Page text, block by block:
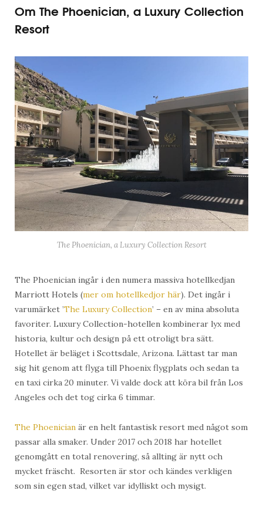
Om The Phoenician, a Luxury Collection
Resort
The Phoenician, a Luxury Collection Resort
The Phoenician ingår i den numera massiva hotellkedjan
Marriott Hotels (mer om hotellkedjor här). Det ingår i
varumärket ’The Luxury Collection’ – en av mina absoluta
favoriter. Luxury Collection-hotellen kombinerar lyx med
historia, kultur och design på ett otroligt bra sätt.
Hotellet är beläget i Scottsdale, Arizona. Lättast tar man
sig hit genom att flyga till Phoenix flygplats och sedan ta
en taxi cirka 20 minuter. Vi valde dock att köra bil från Los
Angeles och det tog cirka 6 timmar.
The Phoenician är en helt fantastisk resort med något som
passar alla smaker. Under 2017 och 2018 har hotellet
genomgått en total renovering, så allting är nytt och
mycket fräscht. Resorten är stor och kändes verkligen
som sin egen stad, vilket var idylliskt och mysigt.